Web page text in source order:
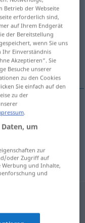
antippen)
einhüllen,
zamotati
Betrieb der Webseite
erforderlich sind,
auf Ihrem Endgerät
der Bereitstellung
wenn Sie uns
Ihr Einverständnis
Akzeptieren“. Sie
Besuche unserer
zu den Cookies
Sie einfach auf den
zu der
.
um
zur
oder Zugriff auf
und Inhalte,
und